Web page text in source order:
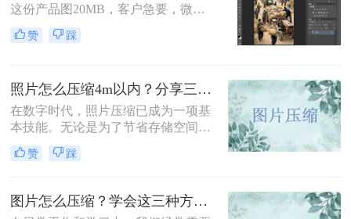
这份产品图20MB，客户急要，微信
死活发不出去！”一位做电商的朋友
半夜给我发来消息。这场景，想必很
赞 踩
照片怎么压缩4m以内？分享三种实用压缩方法！
在数字时代，照片压缩已成为一项基
本技能。无论是为了节省存储空间，
还是为了加快网页加载速度，将照片
压缩到指定大小都是非常有必要的。
介绍三种常用的照片压缩方法。
赞 踩
图片怎么压缩？学会这三种方法轻松完成压缩！